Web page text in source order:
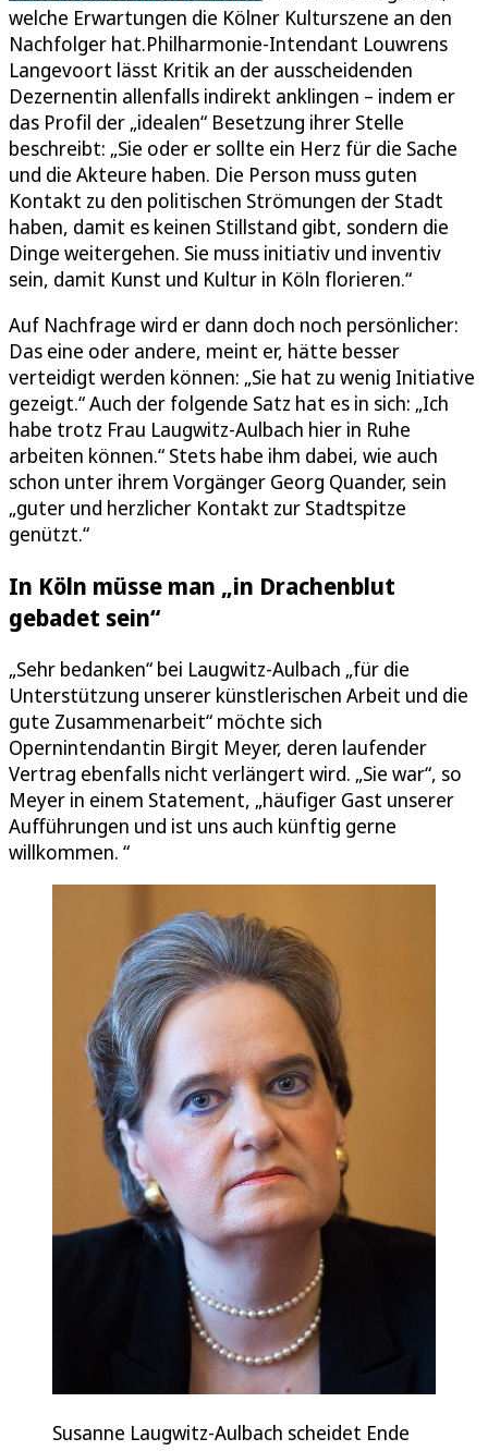
welche Erwartungen die Kölner Kulturszene an den
Nachfolger hat.Philharmonie-Intendant Louwrens
Langevoort lässt Kritik an der ausscheidenden
Dezernentin allenfalls indirekt anklingen – indem er
das Profil der „idealen“ Besetzung ihrer Stelle
beschreibt: „Sie oder er sollte ein Herz für die Sache
und die Akteure haben. Die Person muss guten
Kontakt zu den politischen Strömungen der Stadt
haben, damit es keinen Stillstand gibt, sondern die
Dinge weitergehen. Sie muss initiativ und inventiv
sein, damit Kunst und Kultur in Köln florieren.“
Auf Nachfrage wird er dann doch noch persönlicher:
Das eine oder andere, meint er, hätte besser
verteidigt werden können: „Sie hat zu wenig Initiative
gezeigt.“ Auch der folgende Satz hat es in sich: „Ich
habe trotz Frau Laugwitz-Aulbach hier in Ruhe
arbeiten können.“ Stets habe ihm dabei, wie auch
schon unter ihrem Vorgänger Georg Quander, sein
„guter und herzlicher Kontakt zur Stadtspitze
genützt.“
In Köln müsse man „in Drachenblut
gebadet sein“
„Sehr bedanken“ bei Laugwitz-Aulbach „für die
Unterstützung unserer künstlerischen Arbeit und die
gute Zusammenarbeit“ möchte sich
Opernintendantin Birgit Meyer, deren laufender
Vertrag ebenfalls nicht verlängert wird. „Sie war“, so
Meyer in einem Statement, „häufiger Gast unserer
Aufführungen und ist uns auch künftig gerne
willkommen. “
Susanne Laugwitz-Aulbach scheidet Ende